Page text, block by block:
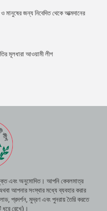
মানুষের জন্য নিবেদিত থেকে আত্মদানের
মূলধারা আওয়ামী লীগ
এবং অনুমোদিত। আপনি কেবলমাত্র
আপনার সংস্থার মধ্যে ব্যবহার করার
প্রদর্শন, মুদ্রণ এবং পুনরায় তৈরি করতে
ধরে রেখে)।